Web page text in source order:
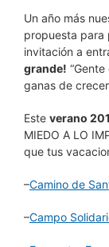
Un año más
propuesta para
invitación a
grande!
ganas de
Este verano
MIEDO A LO
que tus
–Camino de
–Campo